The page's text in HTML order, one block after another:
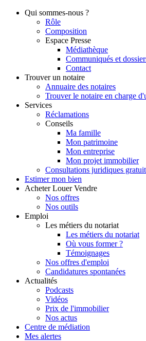
Qui sommes-nous ?
Rôle
Composition
Espace Presse
Médiathèque
Communiqués et
Contact
Trouver un notaire
Annuaire des notaires
Trouver le notaire en charge
Services
Réclamations
Conseils
Ma famille
Mon patrimoine
Mon entreprise
Mon projet immobilier
Consultations juridiques
Estimer mon bien
Acheter Louer Vendre
Nos offres
Nos outils
Emploi
Les métiers du notariat
Les métiers du notariat
Où vous former ?
Témoignages
Nos offres d'emploi
Candidatures spontanées
Actualités
Podcasts
Vidéos
Prix de l'immobilier
Nos actus
Centre de médiation
Mes alertes